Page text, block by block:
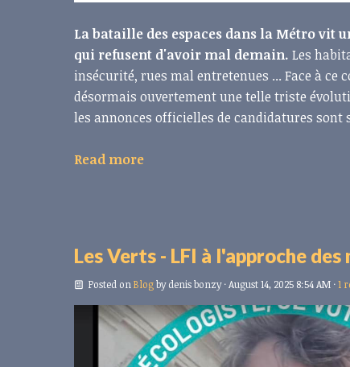
La bataille des espaces dans la Métro vit
qui refusent d'avoir mal demain. Les
insécurité, rues mal entretenues ... Face à
désormais ouvertement une telle triste
les annonces officielles de candidatures sont
Read more
Les Verts - LFI à l'approche
Posted on Blogbydenis bonzy· August 14, 2025 8:54 AM ·1